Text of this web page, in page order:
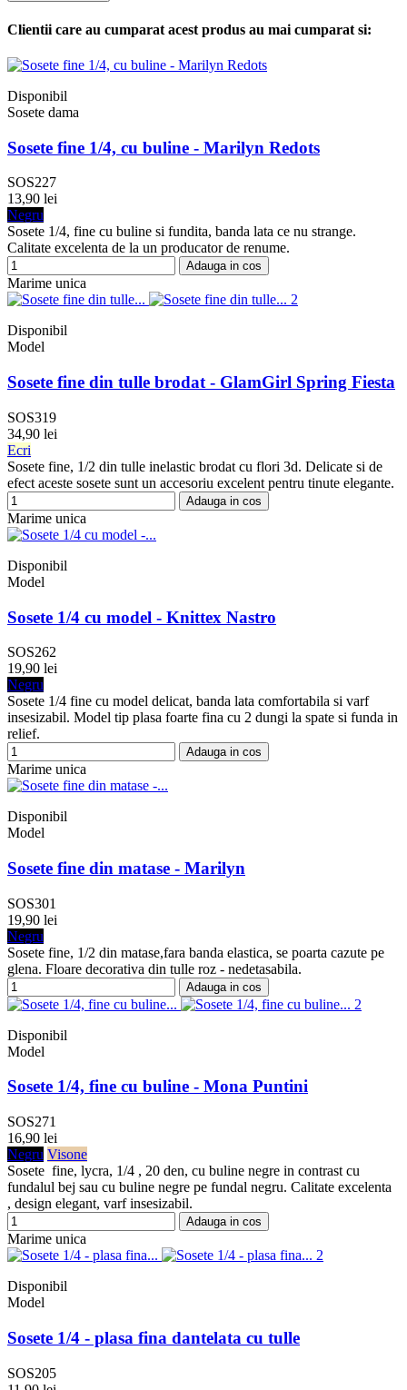
Clientii care au cumparat acest produs au mai cumparat si:
Disponibil
Sosete dama
Sosete fine 1/4, cu buline - Marilyn Redots
SOS227
13,90 lei
Negru
Sosete 1/4, fine cu buline si fundita, banda lata ce nu strange.
Calitate excelenta de la un producator de renume.
Adauga in cos
Marime unica
Disponibil
Model
Sosete fine din tulle brodat - GlamGirl Spring Fiesta
SOS319
34,90 lei
Ecri
Sosete fine, 1/2 din tulle inelastic brodat cu flori 3d. Delicate si de
efect aceste sosete sunt un accesoriu excelent pentru tinute elegante.
Adauga in cos
Marime unica
Disponibil
Model
Sosete 1/4 cu model - Knittex Nastro
SOS262
19,90 lei
Negru
Sosete 1/4 fine cu model delicat, banda lata comfortabila si varf
insesizabil. Model tip plasa foarte fina cu 2 dungi la spate si funda in
relief.
Adauga in cos
Marime unica
Disponibil
Model
Sosete fine din matase - Marilyn
SOS301
19,90 lei
Negru
Sosete fine, 1/2 din matase,fara banda elastica, se poarta cazute pe
glena. Floare decorativa din tulle roz - nedetasabila.
Adauga in cos
Disponibil
Model
Sosete 1/4, fine cu buline - Mona Puntini
SOS271
16,90 lei
Negru Visone
Sosete fine, lycra, 1/4 , 20 den, cu buline negre in contrast cu
fundalul bej sau cu buline negre pe fundal negru. Calitate excelenta
, design elegant, varf insesizabil.
Adauga in cos
Marime unica
Disponibil
Model
Sosete 1/4 - plasa fina dantelata cu tulle
SOS205